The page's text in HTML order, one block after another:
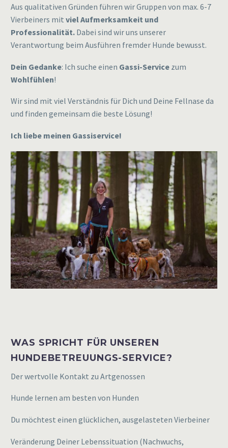
Aus qualitativen Gründen führen wir Gruppen von max. 6-7
Vierbeiners mit viel Aufmerksamkeit und
Professionalität. Dabei sind wir uns unserer
Verantwortung beim Ausführen fremder Hunde bewusst.
Dein Gedanke: Ich suche einen Gassi-Service zum
Wohlfühlen!
Wir sind mit viel Verständnis für Dich und Deine Fellnase da
und finden gemeinsam die beste Lösung!
Ich liebe meinen Gassiservice!
WAS SPRICHT FÜR UNSEREN
HUNDEBETREUUNGS-SERVICE?
Der wertvolle Kontakt zu Artgenossen
Hunde lernen am besten von Hunden
Du möchtest einen glücklichen, ausgelasteten Vierbeiner
Veränderung Deiner Lebenssituation (Nachwuchs,